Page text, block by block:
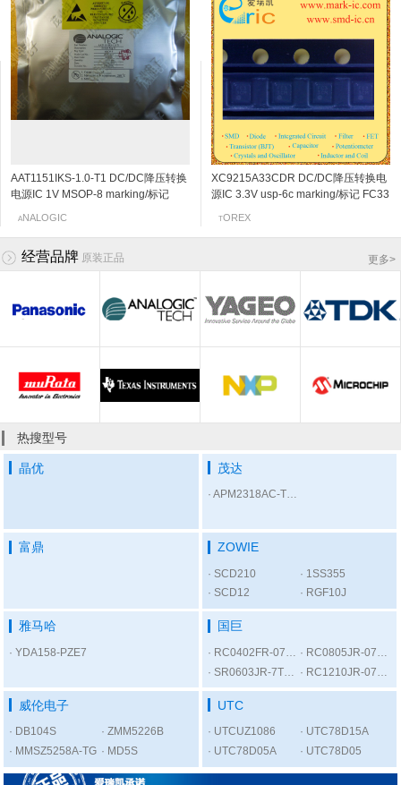
AAT1151IKS-1.0-T1 DC/DC降压转换
电源IC 1V MSOP-8 marking/标记
ANALOGIC
XC9215A33CDR DC/DC降压转换电
源IC 3.3V usp-6c marking/标记 FC33
TOREX
2SC4666 NPN三极管 50V
150mA/0.15A 250MHz 600~3600
TOSHIBA
2SA1576A PNP三极管 -60V
-150mA/-0.15A 140MHz 120~270
ROHM
2SC4805-Q NPN三极管 15V 65mA
8.5Ghz 50~300 SOT-323/SC-70
Panasonic
2SC4807ER NPN三极管 20V
200mA/0.2A 4.4Ghz 50~250 SOT-
RENESAS
2SK198-Q N沟道结型场效应管 30v
2~6mA SOT-23 marking/标记 10Q 低
Panasonic
2SK1847-TB N沟道MOSFET 30V
500mA/0.5A SOT-23/SC-59 marking/
SANYO
更多>
经营品牌 原装正品
热搜型号
晶优 茂达
APM2318AC-TRL
富鼎 ZOWIE
SCD210
1SS355
SCD12
RGF10J
雅马哈
YDA158-PZE7
国巨
RC0402FR-07300RL
RC0805JR-075K6L
SR0603JR-7T1KL
RC1210JR-0756RL
威伦电子
DB104S
ZMM5226B
MMSZ5258A-TG
MD5S
UTC
UTCUZ1086
UTC78D15A
UTC78D05A
UTC78D05